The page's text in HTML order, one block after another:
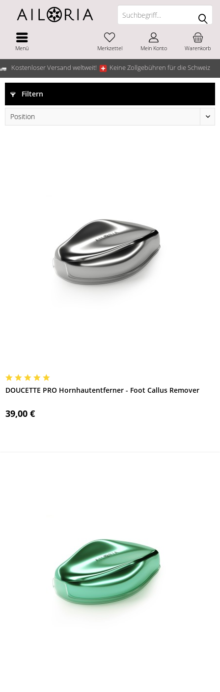
Kostenloser Versand weltweit! Keine Zollgebühren für die Schweiz
Menü Warenkorb
Merkzettel Mein Konto
Filtern
DOUCETTE PRO Hornhautentferner - Foot Callus Remover
39,00 €